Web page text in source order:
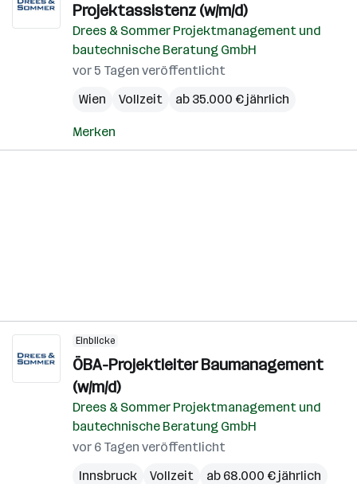
Projektassistenz (w/m/d)
Drees & Sommer Projektmanagement und
bautechnische Beratung GmbH
vor 5 Tagen veröffentlicht
Wien
Vollzeit ab 35.000 € jährlich
Merken
Einblicke
ÖBA-Projektleiter Baumanagement
(w/m/d)
Drees & Sommer Projektmanagement und
bautechnische Beratung GmbH
vor 6 Tagen veröffentlicht
Innsbruck
Vollzeit ab 68.000 € jährlich